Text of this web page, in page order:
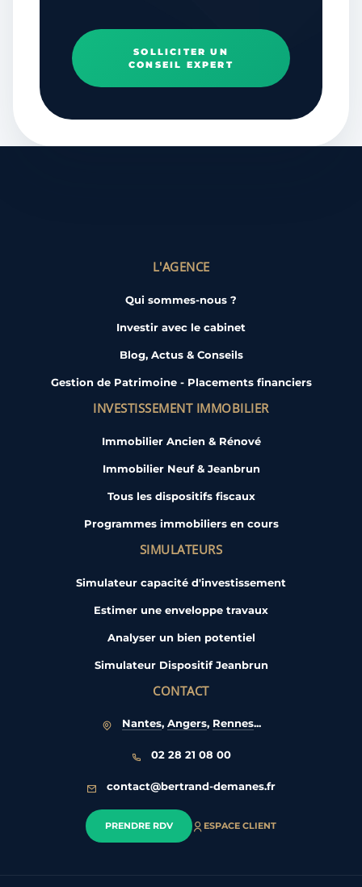
SOLLICITER UN
CONSEIL EXPERT
L'AGENCE
Qui sommes-nous ?
Investir avec le cabinet
Blog, Actus & Conseils
Gestion de Patrimoine - Placements financiers
INVESTISSEMENT IMMOBILIER
Immobilier Ancien & Rénové
Immobilier Neuf & Jeanbrun
Tous les dispositifs fiscaux
Programmes immobiliers en cours
SIMULATEURS
Simulateur capacité d'investissement
Estimer une enveloppe travaux
Analyser un bien potentiel
Simulateur Dispositif Jeanbrun
CONTACT
Nantes, Angers, Rennes...
02 28 21 08 00
contact@bertrand-demanes.fr
PRENDRE RDV ESPACE CLIENT